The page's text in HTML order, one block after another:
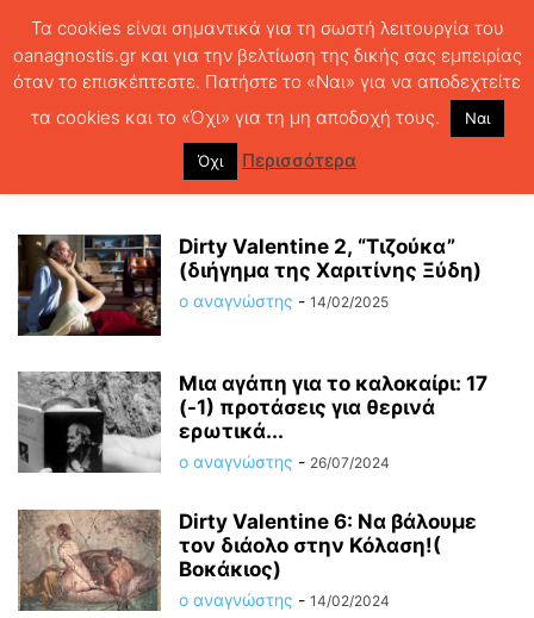
ΕΡΩΤΙΚΗ ΛΟΓΟΤΕΧΝΙΑ
ΕΡΩΤΙΚΗ ΛΟΓΟΤΕΧΝΙΑ
Dirty Valentine 2, “Τιζούκα”
(διήγημα της Χαριτίνης Ξύδη)
ο αναγνώστης - 14/02/2025
Μια αγάπη για το καλοκαίρι: 17
(-1) προτάσεις για θερινά
ερωτικά...
ο αναγνώστης - 26/07/2024
Dirty Valentine 6: Να βάλουμε
τον διάολο στην Κόλαση!(
Βοκάκιος)
ο αναγνώστης - 14/02/2024
Τα cookies είναι σημαντικά για τη σωστή λειτουργία του
oanagnostis.gr και για την βελτίωση της δικής σας εμπειρίας
όταν το επισκέπτεστε. Πατήστε το «Ναι» για να αποδεχτείτε
τα cookies και το «Όχι» για τη μη αποδοχή τους.
Ναι
Όχι Περισσότερα